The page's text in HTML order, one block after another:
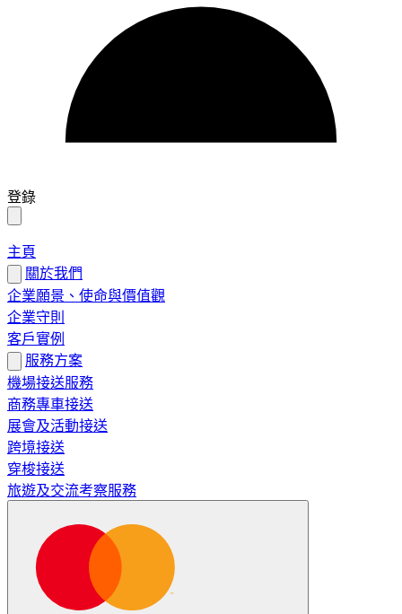
登錄
主頁
關於我們
企業願景、使命與價值觀
企業守則
客戶實例
服務方案
機場接送服務
商務專車接送
展會及活動接送
跨境接送
穿梭接送
旅遊及交流考察服務